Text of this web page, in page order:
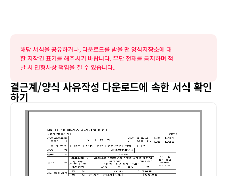
해당 서식을 공유하거나, 다운로드를 받을 땐 양식저장소에 대
한 저작권 표기를 해주시기 바랍니다. 무단 전재를 금지하며 적
발 시 민형사상 책임을 질 수 있습니다.
결근계/양식 사유작성 다운로드에 속한 서식 확인
하기